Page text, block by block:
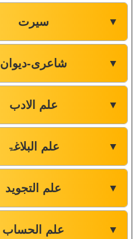
سیرت ▼
شاعری-دیوان ▼
علم الادب ▼
علم البلاغۃ ▼
علم التجوید ▼
علم الحساب ▼